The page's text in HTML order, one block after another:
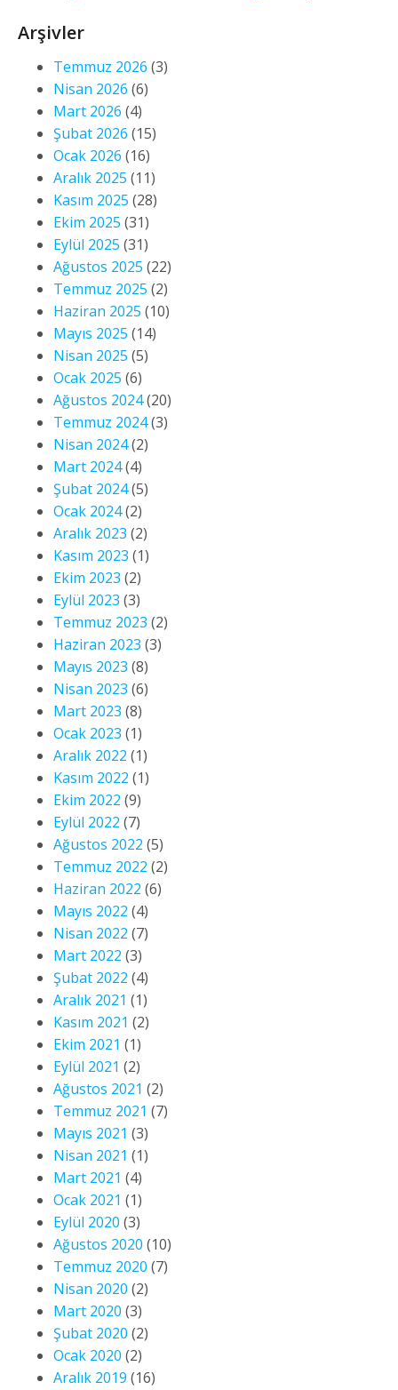
Arşivler
Temmuz 2026 (3)
Nisan 2026 (6)
Mart 2026 (4)
Şubat 2026 (15)
Ocak 2026 (16)
Aralık 2025 (11)
Kasım 2025 (28)
Ekim 2025 (31)
Eylül 2025 (31)
Ağustos 2025 (22)
Temmuz 2025 (2)
Haziran 2025 (10)
Mayıs 2025 (14)
Nisan 2025 (5)
Ocak 2025 (6)
Ağustos 2024(20)
Temmuz 2024(3)
Nisan 2024(2)
Mart 2024(4)
Şubat 2024(5)
Ocak 2024(2)
Aralık 2023 (2)
Kasım 2023 (1)
Ekim 2023 (2)
Eylül 2023 (3)
Temmuz 2023 (2)
Haziran 2023 (3)
Mayıs 2023 (8)
Nisan 2023 (6)
Mart 2023 (8)
Ocak 2023 (1)
Aralık 2022 (1)
Kasım 2022 (1)
Ekim 2022 (9)
Eylül 2022 (7)
Ağustos 2022 (5)
Temmuz 2022 (2)
Haziran 2022 (6)
Mayıs 2022 (4)
Nisan 2022 (7)
Mart 2022 (3)
Şubat 2022 (4)
Aralık 2021 (1)
Kasım 2021 (2)
Ekim 2021 (1)
Eylül 2021 (2)
Ağustos 2021 (2)
Temmuz 2021 (7)
Mayıs 2021 (3)
Nisan 2021 (1)
Mart 2021 (4)
Ocak 2021 (1)
Eylül 2020 (3)
Ağustos 2020 (10)
Temmuz 2020 (7)
Nisan 2020 (2)
Mart 2020 (3)
Şubat 2020 (2)
Ocak 2020 (2)
Aralık 2019 (16)